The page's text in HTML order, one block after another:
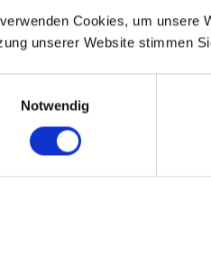
Cookies, um unsere
unserer Website stimmen
Notwendig